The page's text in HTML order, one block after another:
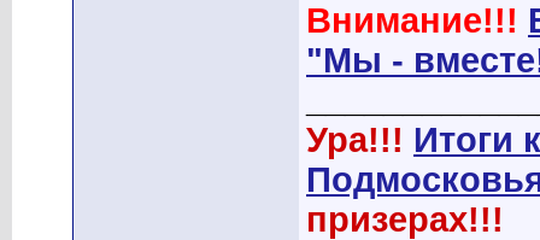
Внимание!!!
"Мы -
Ура!!! Итоги
призерах!!!